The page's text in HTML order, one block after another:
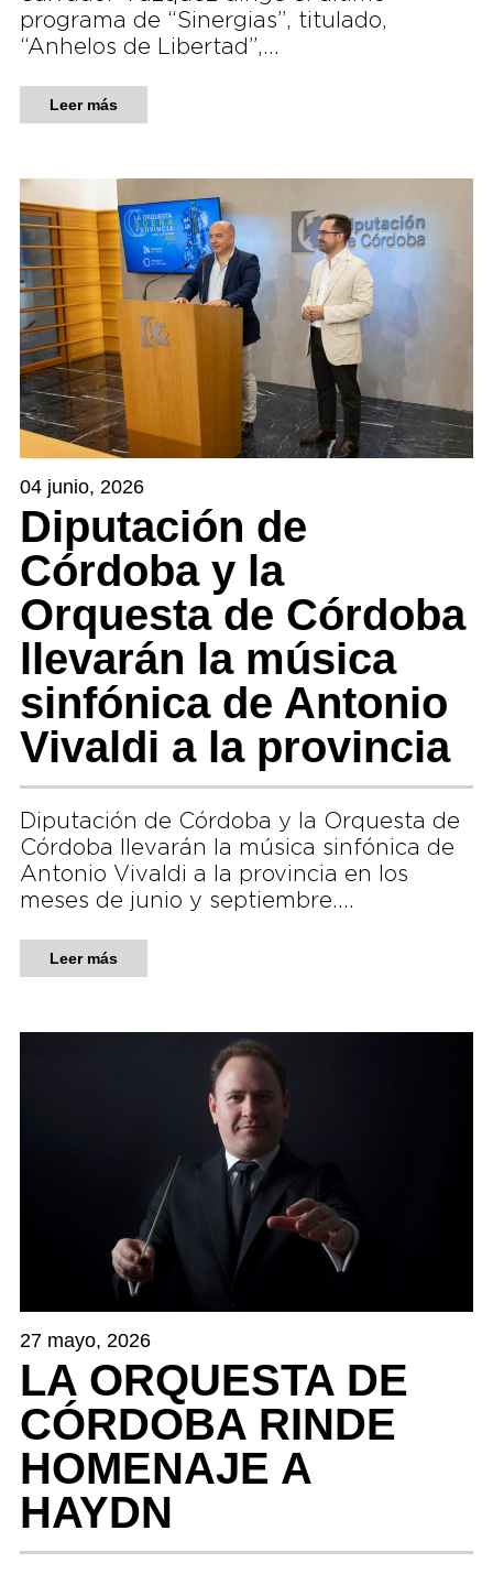
programa de “Sinergias”, titulado,
“Anhelos de Libertad”,…
Leer más
04 junio, 2026
Diputación de
Córdoba y la
Orquesta de Córdoba
llevarán la música
sinfónica de Antonio
Vivaldi a la provincia
Diputación de Córdoba y la Orquesta de
Córdoba llevarán la música sinfónica de
Antonio Vivaldi a la provincia en los
meses de junio y septiembre….
Leer más
27 mayo, 2026
LA ORQUESTA DE
CÓRDOBA RINDE
HOMENAJE A
HAYDN